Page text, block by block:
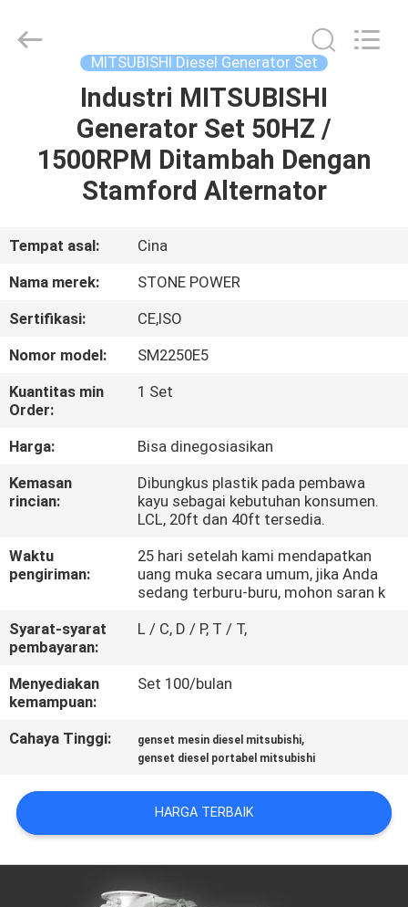
RUMAH
PRODUK
KAMI
PABRIK
KONTROL
KUALITAS
HUBUNGI
KAMI
PERMINTAAN
PENAWARAN
SITEMAP
PRIVACY
POLICY
POWER
CO.,LTD.
MITSUBISHI Diesel Generator Set
Industri MITSUBISHI
Generator Set 50HZ /
1500RPM Ditambah Dengan
Stamford Alternator
Tempat asal:
Cina
Nama merek:
STONE POWER
Sertifikasi:
CE,ISO
Nomor model:
SM2250E5
Kuantitas min
Order:
1 Set
Harga:
Bisa dinegosiasikan
Kemasan
rincian:
Dibungkus plastik pada pembawa
kayu sebagai kebutuhan konsumen.
LCL, 20ft dan 40ft tersedia.
Waktu
pengiriman:
25 hari setelah kami mendapatkan
uang muka secara umum, jika Anda
sedang terburu-buru, mohon saran k
Syarat-syarat
pembayaran:
L / C, D / P, T / T,
Menyediakan
kemampuan:
Set 100/bulan
Cahaya Tinggi: genset mesin diesel mitsubishi,
genset diesel portabel mitsubishi
HARGA TERBAIK